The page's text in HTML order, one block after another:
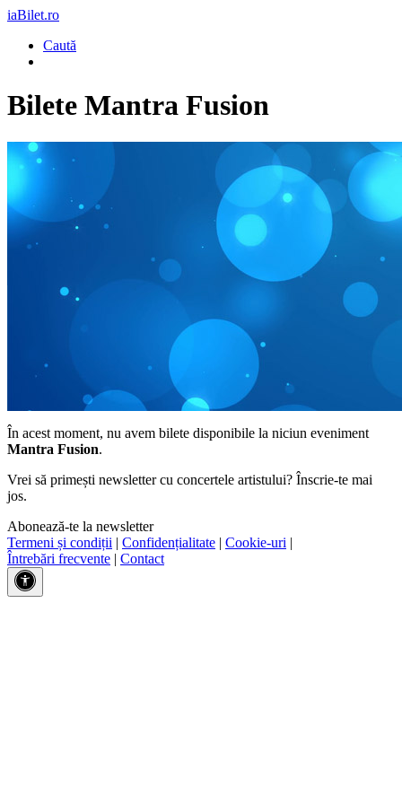
iaBilet.ro
Caută
Bilete Mantra Fusion
În acest moment, nu avem bilete disponibile la niciun eveniment
Mantra Fusion.
Vrei să primești newsletter cu concertele artistului? Înscrie-te mai
jos.
Abonează-te la newsletter
Termeni și condiții | Confidențialitate | Cookie-uri |
Întrebări frecvente | Contact